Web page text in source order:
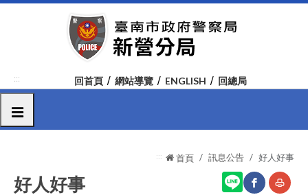
跳
容
塊
::: 回首頁 網站導覽 ENGLISH 回總局
選單
::: 首頁 訊息公告 好人好事
好人好事